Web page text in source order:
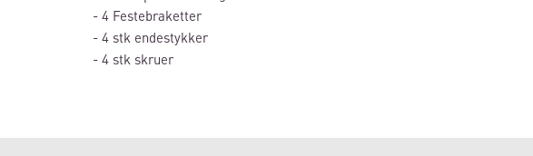
- 4 Festebraketter
- 4 stk endestykker
- 4 stk skruer